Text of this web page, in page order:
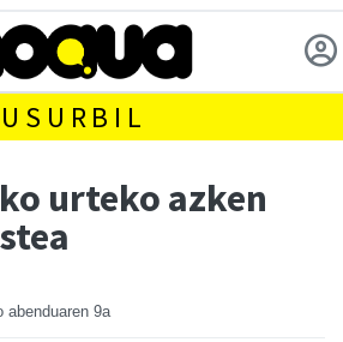
USURBIL
urteko azken
abenduaren 9a